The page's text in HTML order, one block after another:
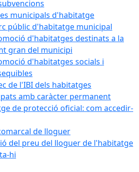
municipals d'habitatge
públic d'habitatge municipal
d'habitatges destinats a la
gran del municipi
d'habitatges socials i
de l'IBI dels habitatges
amb caràcter permanent
de protecció oficial: com accedir-
de lloguer
del preu del lloguer de l'habitatge
hi